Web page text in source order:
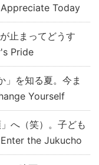
Appreciate Today
止まってどうす
Pride
」を知る夏。今ま
Yourself
へ（笑）。子ども
the Jukucho